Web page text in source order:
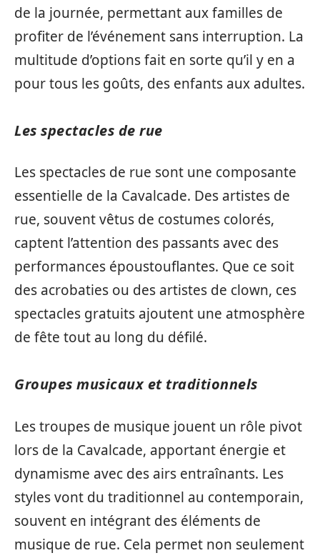
de la journée, permettant aux familles de
profiter de l’événement sans interruption. La
multitude d’options fait en sorte qu’il y en a
pour tous les goûts, des enfants aux adultes.
Les spectacles de rue
Les spectacles de rue sont une composante
essentielle de la Cavalcade. Des artistes de
rue, souvent vêtus de costumes colorés,
captent l’attention des passants avec des
performances époustouflantes. Que ce soit
des acrobaties ou des artistes de clown, ces
spectacles gratuits ajoutent une atmosphère
de fête tout au long du défilé.
Groupes musicaux et traditionnels
Les troupes de musique jouent un rôle pivot
lors de la Cavalcade, apportant énergie et
dynamisme avec des airs entraînants. Les
styles vont du traditionnel au contemporain,
souvent en intégrant des éléments de
musique de rue. Cela permet non seulement